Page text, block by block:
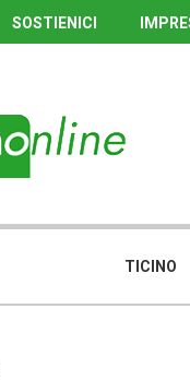
SOSTIENICI
TICINO